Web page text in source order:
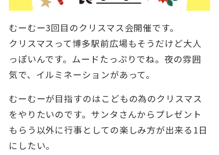
むーむー3回目のクリスマス会開催です。
クリスマスって博多駅前広場もそうだけど大人
っぽいんです。ムードたっぷりでね。夜の雰囲
気で、イルミネーションがあって。
むーむーが目指すのはこどもの為のクリスマス
をやりたいのです。サンタさんからプレゼント
もらう以外に行事としての楽しみ方が出来る1日
にしたい。